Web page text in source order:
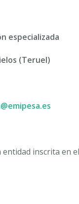
especializada
(Teruel)
inscrita en